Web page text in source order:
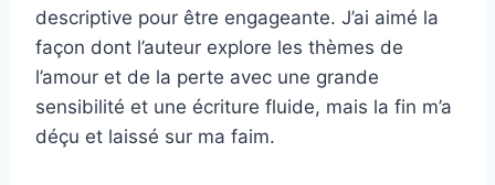
descriptive pour être engageante. J’ai aimé la
façon dont l’auteur explore les thèmes de
l’amour et de la perte avec une grande
sensibilité et une écriture fluide, mais la fin m’a
déçu et laissé sur ma faim.